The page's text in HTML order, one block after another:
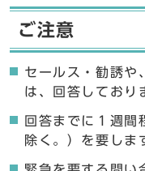
ご注意
セールス・勧誘や
は、回答しており
回答までに１週間
除く。）を要しま